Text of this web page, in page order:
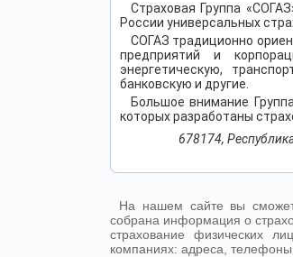
Страховая Группа
России универсальных
СОГАЗ традиционно
предприятий и
энергетическую,
банковскую и другие.
Большое внимание
которых разработаны
678174,
На нашем сайте вы
собрана информация о
страхование физических
компаниях: адреса,